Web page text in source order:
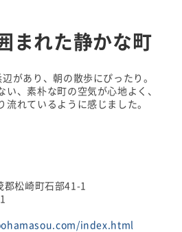
まれた静かな町
があり、朝の散歩にぴったり。
、素朴な町の空気が心地よく、
れているように感じました。
郡松崎町石部41-1
index.html